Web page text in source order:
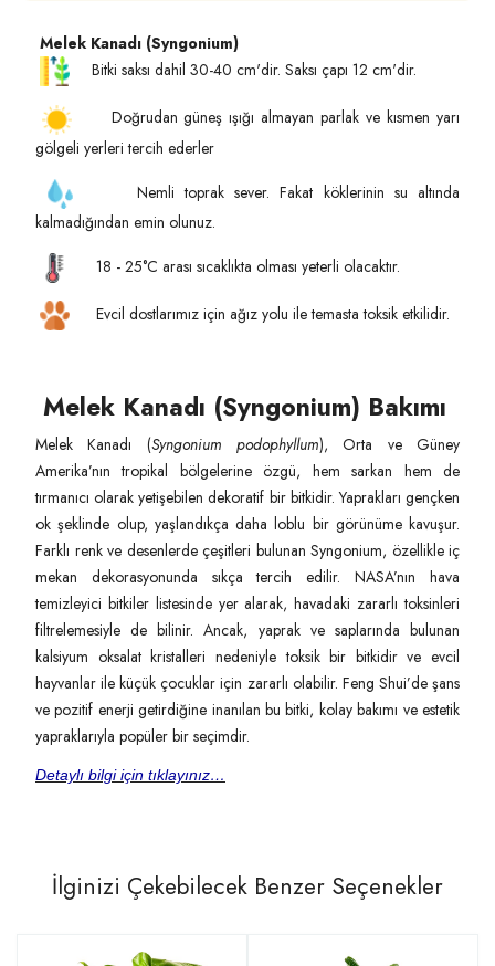
Melek Kanadı (Syngonium)
Bitki saksı dahil 30-40 cm'dir. Saksı çapı 12 cm'dir.
Doğrudan güneş ışığı almayan parlak ve kısmen yarı
gölgeli yerleri tercih ederler
Nemli toprak sever. Fakat köklerinin su altında
kalmadığından emin olunuz.
18 - 25°C arası sıcaklıkta olması yeterli olacaktır.
Evcil dostlarımız için ağız yolu ile temasta toksik etkilidir.
Melek Kanadı (Syngonium) Bakımı
Melek Kanadı (Syngonium podophyllum), Orta ve Güney
Amerika’nın tropikal bölgelerine özgü, hem sarkan hem de
tırmanıcı olarak yetişebilen dekoratif bir bitkidir. Yaprakları gençken
ok şeklinde olup, yaşlandıkça daha loblu bir görünüme kavuşur.
Farklı renk ve desenlerde çeşitleri bulunan Syngonium, özellikle iç
mekan dekorasyonunda sıkça tercih edilir. NASA’nın hava
temizleyici bitkiler listesinde yer alarak, havadaki zararlı toksinleri
filtrelemesiyle de bilinir. Ancak, yaprak ve saplarında bulunan
kalsiyum oksalat kristalleri nedeniyle toksik bir bitkidir ve evcil
hayvanlar ile küçük çocuklar için zararlı olabilir. Feng Shui’de şans
ve pozitif enerji getirdiğine inanılan bu bitki, kolay bakımı ve estetik
yapraklarıyla popüler bir seçimdir.
Detaylı bilgi için tıklayınız…
İlginizi Çekebilecek Benzer Seçenekler